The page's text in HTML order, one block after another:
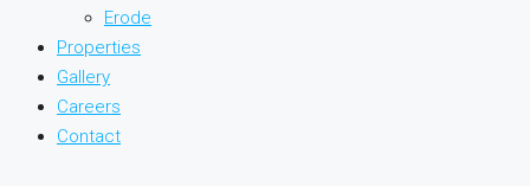
Erode
Properties
Gallery
Careers
Contact